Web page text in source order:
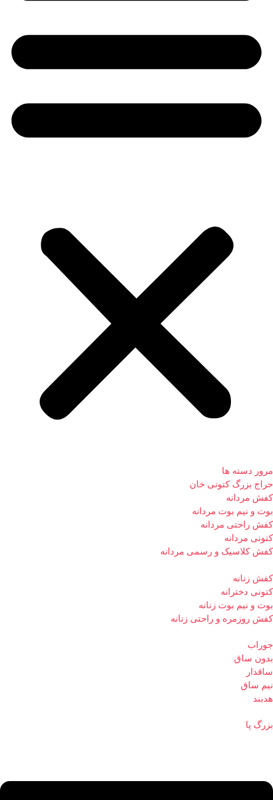
مرور دسته ها
حراج بزرگ کتونی خان
کفش مردانه
بوت و نیم بوت مردانه
کفش راحتی مردانه
کتونی مردانه
کفش کلاسیک و رسمی مردانه
کفش زنانه
کتونی دخترانه
بوت و نیم بوت زنانه
کفش روزمره و راحتی زنانه
جوراب
بدون ساق
ساقدار
نیم ساق
هدبند
بزرگ پا